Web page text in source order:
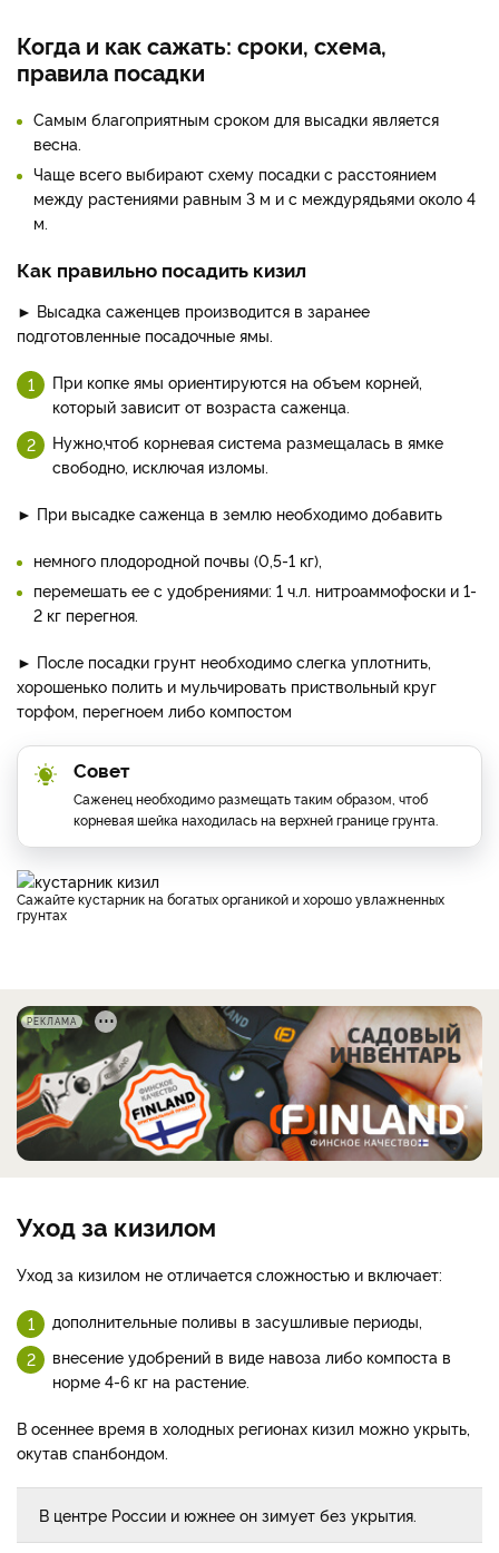
Когда и как сажать: сроки, схема,
правила посадки
Самым благоприятным сроком для высадки является
весна.
Чаще всего выбирают схему посадки с расстоянием
между растениями равным 3 м и с междурядьями около 4
м.
Как правильно посадить кизил
► Высадка саженцев производится в заранее
подготовленные посадочные ямы.
При копке ямы ориентируются на объем корней,
который зависит от возраста саженца.
Нужно,чтоб корневая система размещалась в ямке
свободно, исключая изломы.
► При высадке саженца в землю необходимо добавить
немного плодородной почвы (0,5-1 кг),
перемешать ее с удобрениями: 1 ч.л. нитроаммофоски и 1-
2 кг перегноя.
► ​После посадки грунт необходимо слегка уплотнить,
хорошенько полить и мульчировать приствольный круг
торфом, перегноем либо компостом
Совет
Саженец необходимо размещать таким образом, чтоб
корневая шейка находилась на верхней границе грунта.
Сажайте кустарник на богатых органикой и хорошо увлажненных
грунтах
РЕКЛАМА
Уход за кизилом
Уход за кизилом не отличается сложностью и включает:
дополнительные поливы в засушливые периоды,
внесение удобрений в виде навоза либо компоста в
норме 4-6 кг на растение.
​В осеннее время в холодных регионах кизил можно укрыть,
окутав спанбондом.
В центре России и южнее он зимует без укрытия.